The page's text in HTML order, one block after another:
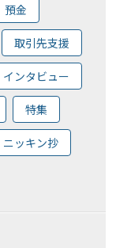
預金
取引先支援
インタビュー
特集
ニッキン抄